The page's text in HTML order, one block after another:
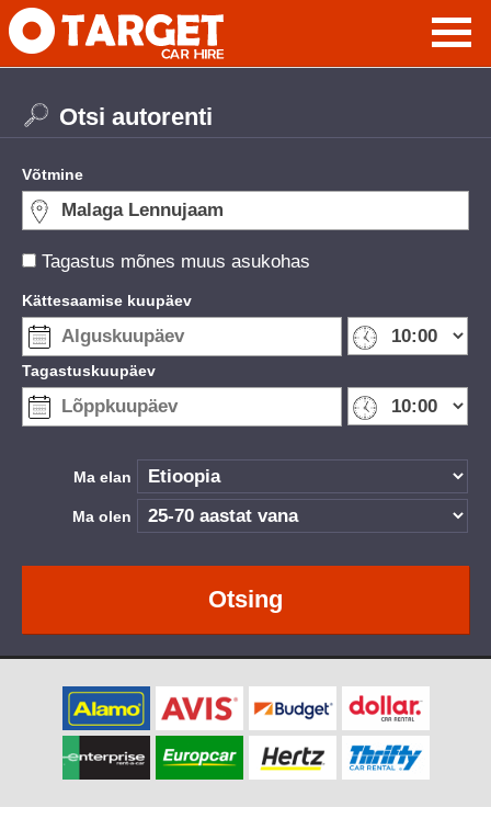
Tagastus mõnes muus asukohas
Otsi autorenti
Võtmine
Kättesaamise kuupäev
Tagastuskuupäev
Ma elan
Ma olen
Otsing